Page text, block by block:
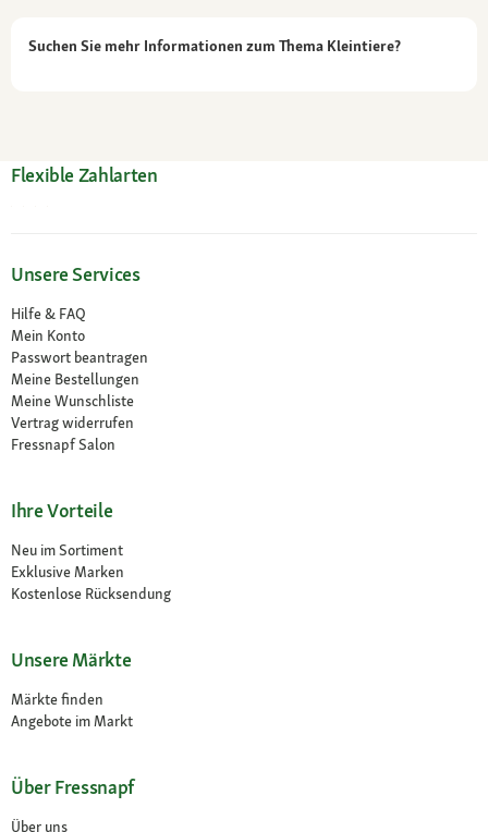
Suchen Sie mehr Informationen zum Thema Kleintiere?
Flexible Zahlarten
Unsere Services
Hilfe & FAQ
Mein Konto
Passwort beantragen
Meine Bestellungen
Meine Wunschliste
Vertrag widerrufen
Fressnapf Salon
Ihre Vorteile
Neu im Sortiment
Exklusive Marken
Kostenlose Rücksendung
Unsere Märkte
Märkte finden
Angebote im Markt
Über Fressnapf
Über uns